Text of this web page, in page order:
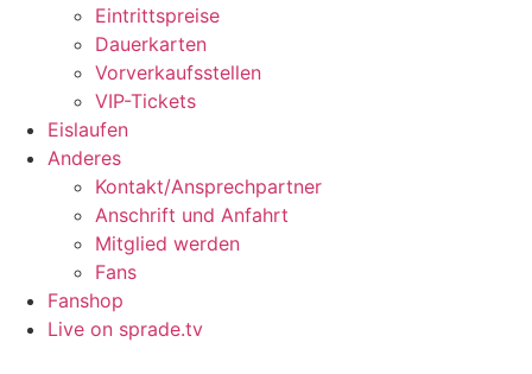
Eintrittspreise
Dauerkarten
Vorverkaufsstellen
VIP-Tickets
Eislaufen
Anderes
Kontakt/Ansprechpartner
Anschrift und Anfahrt
Mitglied werden
Fans
Fanshop
Live on sprade.tv